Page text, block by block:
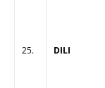
25. DILI